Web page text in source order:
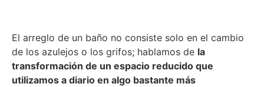
El arreglo de un baño no consiste solo en el cambio
de los azulejos o los grifos; hablamos de la
transformación de un espacio reducido que
utilizamos a diario en algo bastante más